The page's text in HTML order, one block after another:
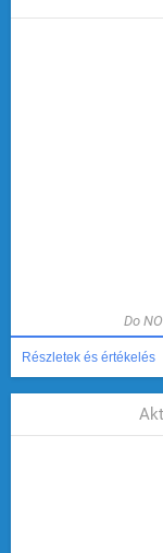
Do
Részletek és értékelés